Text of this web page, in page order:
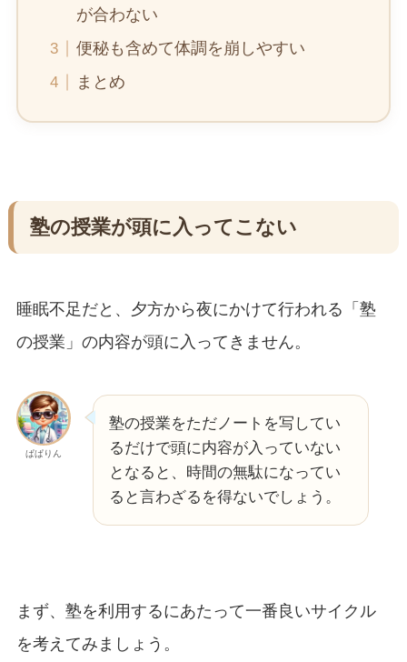
が合わない
便秘も含めて体調を崩しやすい
まとめ
塾の授業が頭に入ってこない
睡眠不足だと、夕方から夜にかけて行われる「塾
の授業」の内容が頭に入ってきません。
ぱぱりん
塾の授業をただノートを写してい
るだけで頭に内容が入っていない
となると、時間の無駄になってい
ると言わざるを得ないでしょう。
まず、塾を利用するにあたって一番良いサイクル
を考えてみましょう。